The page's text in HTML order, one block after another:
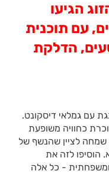
הגיעו
עם תוכנית
הדלקת
עם גמלאי דיסקונט.
כחוויה משופעת
שמחה לציין שהנשף של
הוסיפו לזה את
- כל אלה